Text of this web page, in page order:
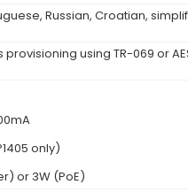
Russian, Croatian,
provisioning using TR-069 or
only)
or 3W (PoE)